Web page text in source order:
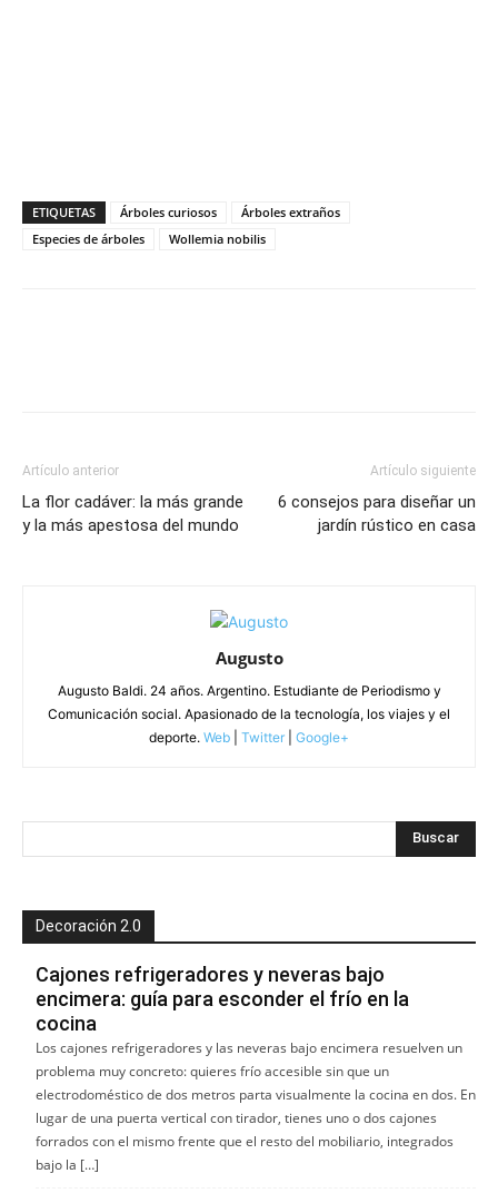
ETIQUETAS Árboles curiosos
Árboles extraños
Especies de árboles
Wollemia nobilis
Artículo anterior
La flor cadáver: la más grande
y la más apestosa del mundo
Artículo siguiente
6 consejos para diseñar un
jardín rústico en casa
Augusto
Augusto Baldi. 24 años. Argentino. Estudiante de Periodismo y
Comunicación social. Apasionado de la tecnología, los viajes y el
deporte. Web Twitter Google+
Decoración 2.0
Cajones refrigeradores y neveras bajo
encimera: guía para esconder el frío en la
cocina
Los cajones refrigeradores y las neveras bajo encimera resuelven un
problema muy concreto: quieres frío accesible sin que un
electrodoméstico de dos metros parta visualmente la cocina en dos. En
lugar de una puerta vertical con tirador, tienes uno o dos cajones
forrados con el mismo frente que el resto del mobiliario, integrados
bajo la […]